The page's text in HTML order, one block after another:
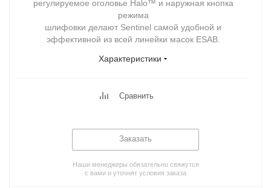
регулируемое оголовье Halo™ и наружная кнопка
режима
шлифовки делают Sentinel самой удобной и
эффективной из всей линейки масок ESAB.
Характеристики
Сравнить
Заказать
Наши менеджеры обязательно свяжутся
с вами и уточнят условия заказа